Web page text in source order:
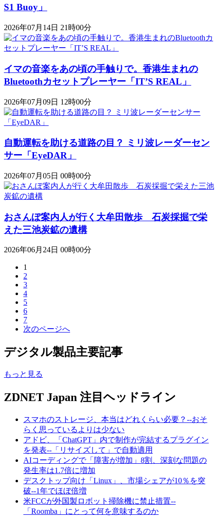
S1 Buoy​​」
2026年07月14日 21時00分
イマの音楽をあの頃の手触りで。香港生まれの
Bluetoothカセットプレーヤー「IT’S REAL」
2026年07月09日 12時00分
自動運転を助ける道路の目？ ミリ波レーダーセン
サー「EyeDAR」
2026年07月05日 00時00分
おさんぽ案内人が行く大牟田散歩 石炭採掘で栄
えた三池炭鉱の遺構
2026年06月24日 00時00分
1
2
3
4
5
6
7
次のページへ
デジタル製品主要記事
もっと見る
ZDNET Japan 注目ヘッドライン
スマホのストレージ、本当はどれくらい必要？--おそ
らく思っているよりは少ない
アドビ、「ChatGPT」内で制作が完結するプラグイン
を発表--「リサイズして」で自動適用
AIコーディングで「障害が増加」8割、深刻な問題の
発生率は1.7倍に増加
デスクトップ向け「Linux」、市場シェアが10％を突
破--1年でほぼ倍増
米FCCが外国製ロボット掃除機に禁止措置--
「Roomba」にとって何を意味するのか